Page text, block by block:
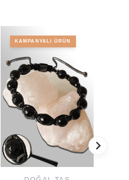
KAMPANYALI ÜRÜN